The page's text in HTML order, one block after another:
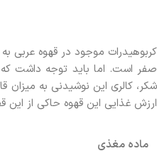
کربوهیدرات موجود در قهوه عربی به
صفر است. اما باید توجه داشت که
شکر، کالری این نوشیدنی به
ارزش غذایی این قهوه حاکی از
ماده مغذی